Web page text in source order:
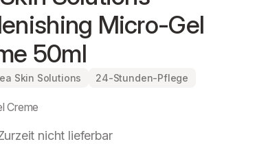
Micro-Gel
50ml
Skin Solutions 24-Stunden-Pflege
Creme
nicht lieferbar